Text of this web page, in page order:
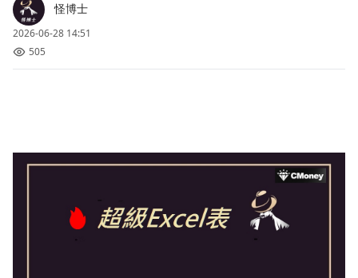
怪博士
2026-06-28 14:51
505